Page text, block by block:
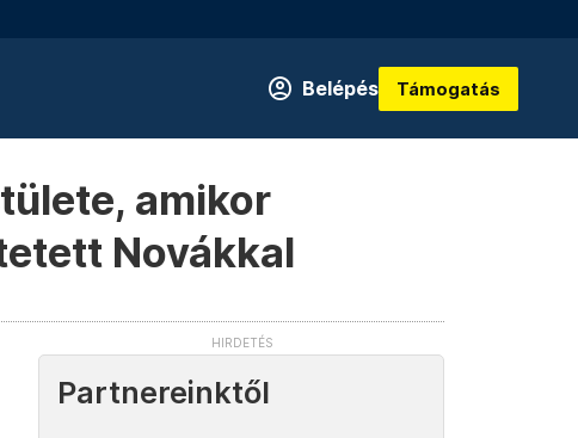
Belépés Támogatás
amikor
Novákkal
Partnereinktől